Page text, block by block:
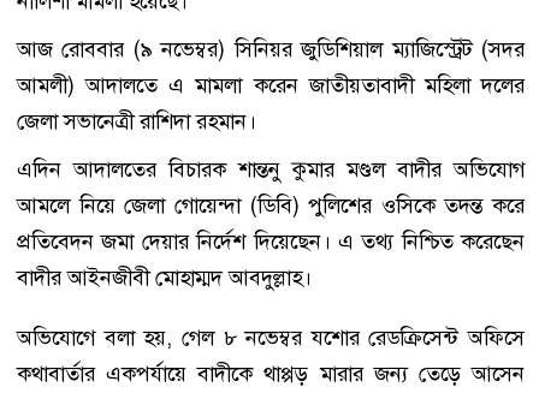
আজ রোববার (৯ নভেম্বর) সিনিয়র জুডিশিয়াল ম্যাজিস্ট্রেট (সদর
আমলী) আদালতে এ মামলা করেন জাতীয়তাবাদী মহিলা দলের
জেলা সভানেত্রী রাশিদা রহমান।
এদিন আদালতের বিচারক শান্তনু কুমার মণ্ডল বাদীর অভিযোগ
আমলে নিয়ে জেলা গোয়েন্দা (ডিবি) পুলিশের ওসিকে তদন্ত করে
প্রতিবেদন জমা দেয়ার নির্দেশ দিয়েছেন। এ তথ্য নিশ্চিত করেছেন
বাদীর আইনজীবী মোহাম্মদ আবদুল্লাহ।
অভিযোগে বলা হয়, গেল ৮ নভেম্বর যশোর রেডক্রিসেন্ট অফিসে
কথাবার্তার একপর্যায়ে বাদীকে থাপ্পড় মারার জন্য তেড়ে আসেন